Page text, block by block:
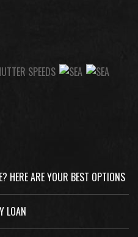
HERE ARE YOUR BEST OPTIONS
LOAN